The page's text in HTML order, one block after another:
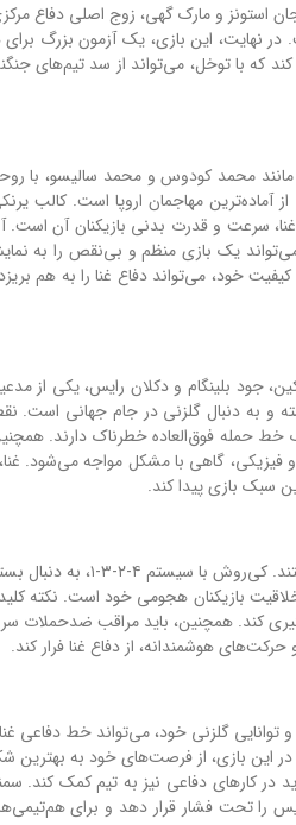
استونز و مارک گهی، زوج اصلی دفاع
نهایت، این بازی، یک آزمون بزرگ برای
که با توخل، می‌تواند از سد تیم‌های
محمد کودوس و محمد سالیسو، با
آنتوان سمنیو، با ۱۷ گل در فصل جاری، یکی از آماده‌ترین مهاجمان اروپا است. کالب
سرعت و قدرت بدنی بازیکنان آن است.
یک بازی منظم و بی‌نقص را به
خود، می‌تواند دفاع غنا را به هم
با ستارگانی چون هری کین، جود بلینگام و دکلان رایس، یکی از
سر گذاشته و به دنبال گلزنی در جام جهانی است.
خط حمله فوق‌العاده خطرناک دارند.
فیزیکی، گاهی با مشکل مواجه می‌شود. غنا،
سبک بازی پیدا کند.
کارلوس کی‌روش و توماس توخل، دو مربی با سبک‌های متفاوت، در این بازی با چالش‌های جالبی روبرو هستند. کی‌روش با
میانه میدان و استفاده از خلاقیت بازیکنان هجومی خود است. نکته
کند. همچنین، باید مراقب ضدحملات
هوشمندانه، از دفاع غنا فرار کند.
گلزنی خود، می‌تواند خط دفاعی
این بازی، از فرصت‌های خود به بهترین
در کارهای دفاعی نیز به تیم کمک کند.
را تحت فشار قرار دهد و برای